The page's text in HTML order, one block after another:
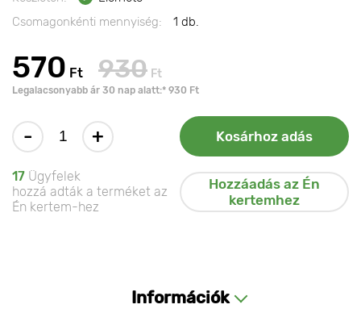
Csomagonkénti mennyiség:
1 db.
570 Ft 930 Ft
Legalacsonyabb ár 30 nap alatt:* 930 Ft
- + Kosárhoz adás
17 Ügyfelek
hozzá adták a terméket az
Én kertem-hez
Hozzáadás az Én
kertemhez
Információk